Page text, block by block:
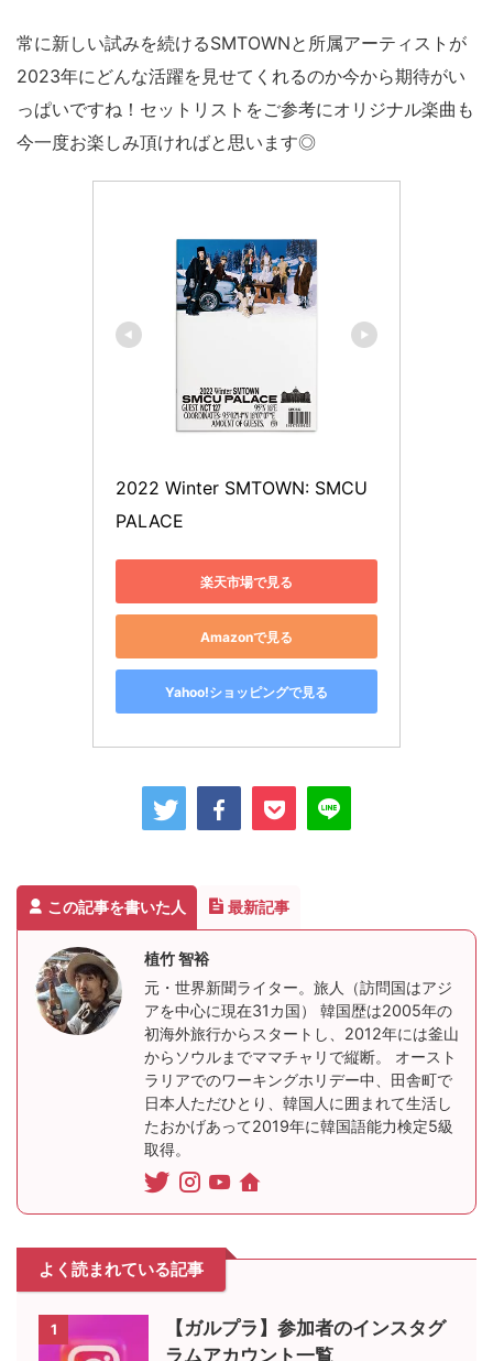
常に新しい試みを続けるSMTOWNと所属アーティストが
2023年にどんな活躍を見せてくれるのか今から期待がい
っぱいですね！セットリストをご参考にオリジナル楽曲も
今一度お楽しみ頂ければと思います◎
2022 Winter SMTOWN: SMCU
PALACE
楽天市場で見る
Amazonで見る
Yahoo!ショッピングで見る
この記事を書いた人 最新記事
植竹 智裕
元・世界新聞ライター。旅人（訪問国はアジ
アを中心に現在31カ国） 韓国歴は2005年の
初海外旅行からスタートし、2012年には釜山
からソウルまでママチャリで縦断。 オースト
ラリアでのワーキングホリデー中、田舎町で
日本人ただひとり、韓国人に囲まれて生活し
たおかげあって2019年に韓国語能力検定5級
取得。
よく読まれている記事
1
【ガルプラ】参加者のインスタグ
ラムアカウント一覧